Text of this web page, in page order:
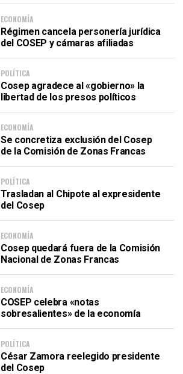
ECONOMÍA
Régimen cancela personería jurídica
del COSEP y cámaras afiliadas
POLÍTICA
Cosep agradece al «gobierno» la
libertad de los presos políticos
ECONOMÍA
Se concretiza exclusión del Cosep
de la Comisión de Zonas Francas
POLÍTICA
Trasladan al Chipote al expresidente
del Cosep
ECONOMÍA
Cosep quedará fuera de la Comisión
Nacional de Zonas Francas
ECONOMÍA
COSEP celebra «notas
sobresalientes» de la economía
POLÍTICA
César Zamora reelegido presidente
del Cosep